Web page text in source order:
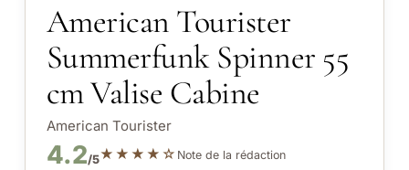
American Tourister
Summerfunk Spinner 55
cm Valise Cabine
American Tourister
4.2/5★★★★☆ Note de la rédaction